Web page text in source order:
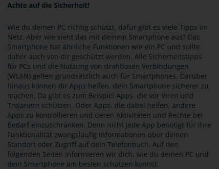
Achte auf die Sicherheit!
Wie du deinen PC richtig schützt, dafür gibt es viele Tipps im
Netz. Aber wie sieht das mit deinem Smartphone aus? Das
Smartphone hat ähnliche Funktionen wie ein PC und sollte
daher auch von dir geschützt werden. Alle Sicherheitstipps
für PCs und die Nutzung von drahtlosen Verbindungen
(WLAN) gelten grundsätzlich auch für Smartphones. Darüber
hinaus können dir Apps helfen, dein Smartphone sicherer zu
machen. Da gibt es zum Beispiel Apps, die vor Viren und
Trojanern schützen. Oder Apps, die dabei helfen, andere
Apps zu kontrollieren und deren Aktivitäten und Rechte bei
Bedarf einzuschränken. Denn nicht jede App benötigt für ihre
Funktionalität zwangsläufig Informationen über deinen
Standort oder Zugriff auf dein Telefonbuch. Auf den
folgenden Seiten informieren wir dich, wie du deinen PC und
dein Smartphone am besten schützen kannst.